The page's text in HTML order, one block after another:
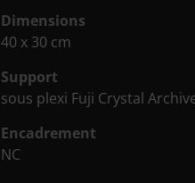
Dimensions
40 x 30 cm
Support
sous plexi Fuji Crystal
Encadrement
NC